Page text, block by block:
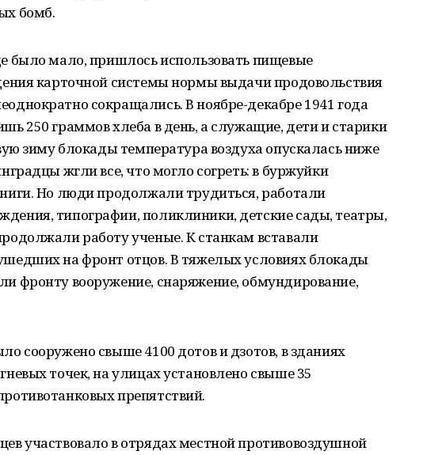
бомб.
было мало, пришлось использовать пищевые
карточной системы нормы выдачи продовольствия
сокращались. В ноябре-декабре 1941 года
250 граммов хлеба в день, а служащие, дети и старики
зиму блокады температура воздуха опускалась ниже
жгли все, что могло согреть: в буржуйки
Но люди продолжали трудиться, работали
типографии, поликлиники, детские сады, театры,
работу ученые. К станкам вставали
на фронт отцов. В тяжелых условиях блокады
фронту вооружение, снаряжение, обмундирование,
сооружено свыше 4100 дотов и дзотов, в зданиях
точек, на улицах установлено свыше 35
препятствий.
участвовало в отрядах местной противовоздушной